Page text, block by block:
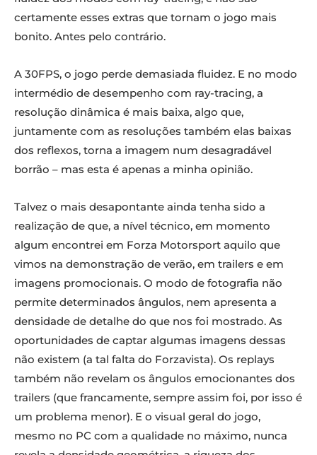
certamente esses extras que tornam o jogo mais
bonito. Antes pelo contrário.
A 30FPS, o jogo perde demasiada fluidez. E no modo
intermédio de desempenho com ray-tracing, a
resolução dinâmica é mais baixa, algo que,
juntamente com as resoluções também elas baixas
dos reflexos, torna a imagem num desagradável
borrão – mas esta é apenas a minha opinião.
Talvez o mais desapontante ainda tenha sido a
realização de que, a nível técnico, em momento
algum encontrei em Forza Motorsport aquilo que
vimos na demonstração de verão, em trailers e em
imagens promocionais. O modo de fotografia não
permite determinados ângulos, nem apresenta a
densidade de detalhe do que nos foi mostrado. As
oportunidades de captar algumas imagens dessas
não existem (a tal falta do Forzavista). Os replays
também não revelam os ângulos emocionantes dos
trailers (que francamente, sempre assim foi, por isso é
um problema menor). E o visual geral do jogo,
mesmo no PC com a qualidade no máximo, nunca